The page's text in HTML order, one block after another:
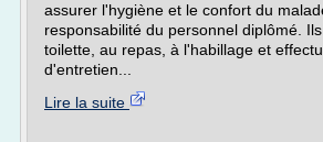
assurer l'hygiène et le confort du
responsabilité du personnel diplômé.
toilette, au repas, à l'habillage et
d'entretien...
Lire la suite